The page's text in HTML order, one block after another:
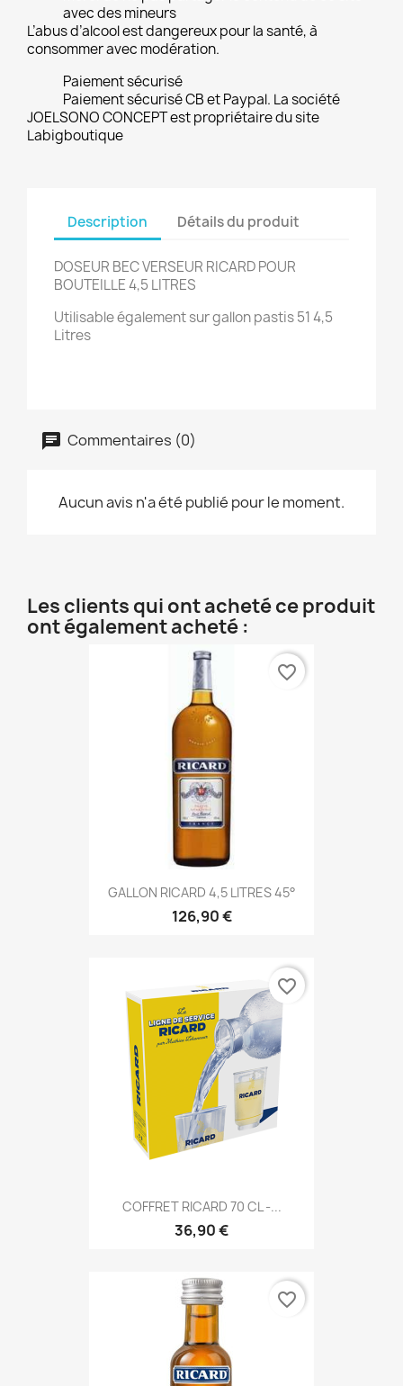
avec des mineurs
L’abus d’alcool est dangereux pour la santé, à
consommer avec modération.
Paiement sécurisé
Paiement sécurisé CB et Paypal. La société
JOELSONO CONCEPT est propriétaire du site
Labigboutique
Description Détails du produit
DOSEUR BEC VERSEUR RICARD POUR
BOUTEILLE 4,5 LITRES
Utilisable également sur gallon pastis 51 4,5
Litres
Commentaires (0)
Aucun avis n'a été publié pour le moment.
Les clients qui ont acheté ce produit
ont également acheté :
GALLON RICARD 4,5 LITRES 45°
126,90 €
favorite_border
COFFRET RICARD 70 CL -...
36,90 €
favorite_border
favorite_border